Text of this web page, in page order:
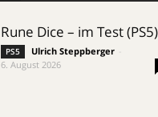
Rune Dice – im Test (PS5)
PS5 Ulrich Steppberger
6. August 2026